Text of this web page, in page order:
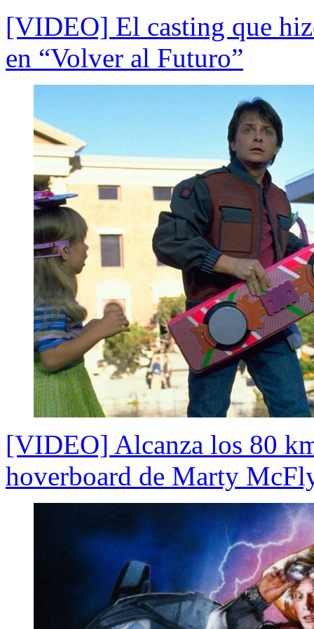
[VIDEO] El casting que
en “Volver al Futuro”
[VIDEO] Alcanza los 80
hoverboard de Marty